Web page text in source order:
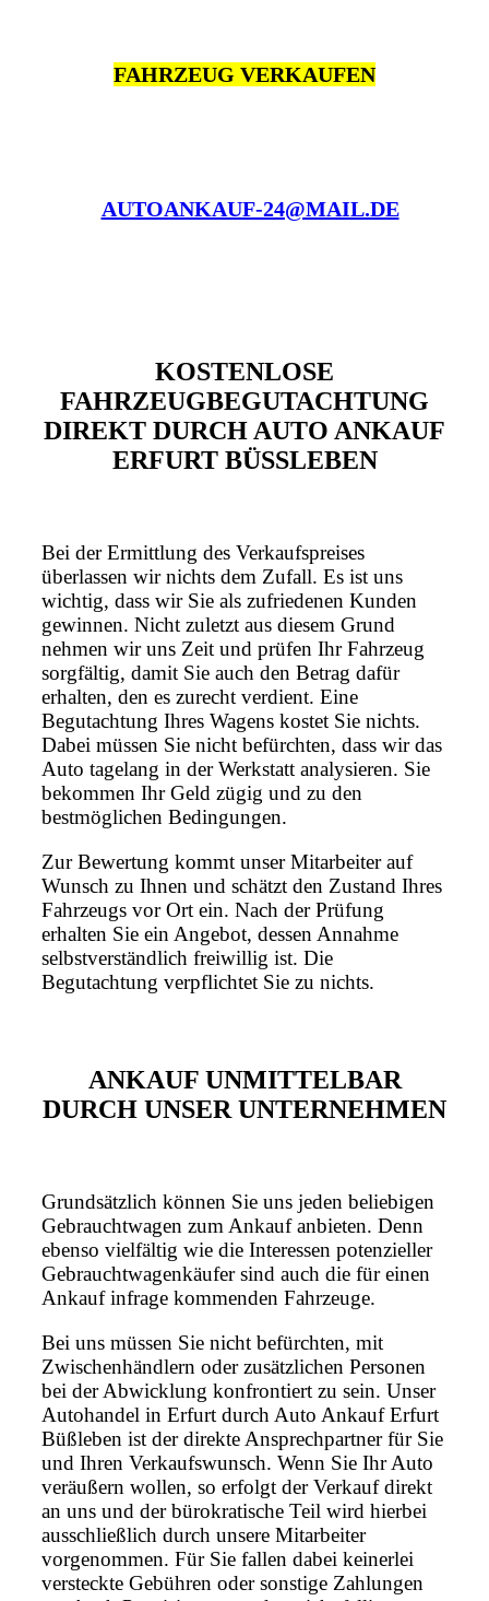
FAHRZEUG VERKAUFEN
AUTOANKAUF-24@MAIL.DE
KOSTENLOSE
FAHRZEUGBEGUTACHTUNG
DIREKT DURCH AUTO ANKAUF
ERFURT BÜSSLEBEN
Bei der Ermittlung des Verkaufspreises
überlassen wir nichts dem Zufall. Es ist uns
wichtig, dass wir Sie als zufriedenen Kunden
gewinnen. Nicht zuletzt aus diesem Grund
nehmen wir uns Zeit und prüfen Ihr Fahrzeug
sorgfältig, damit Sie auch den Betrag dafür
erhalten, den es zurecht verdient. Eine
Begutachtung Ihres Wagens kostet Sie nichts.
Dabei müssen Sie nicht befürchten, dass wir das
Auto tagelang in der Werkstatt analysieren. Sie
bekommen Ihr Geld zügig und zu den
bestmöglichen Bedingungen.
Zur Bewertung kommt unser Mitarbeiter auf
Wunsch zu Ihnen und schätzt den Zustand Ihres
Fahrzeugs vor Ort ein. Nach der Prüfung
erhalten Sie ein Angebot, dessen Annahme
selbstverständlich freiwillig ist. Die
Begutachtung verpflichtet Sie zu nichts.
ANKAUF UNMITTELBAR
DURCH UNSER UNTERNEHMEN
Grundsätzlich können Sie uns jeden beliebigen
Gebrauchtwagen zum Ankauf anbieten. Denn
ebenso vielfältig wie die Interessen potenzieller
Gebrauchtwagenkäufer sind auch die für einen
Ankauf infrage kommenden Fahrzeuge.
Bei uns müssen Sie nicht befürchten, mit
Zwischenhändlern oder zusätzlichen Personen
bei der Abwicklung konfrontiert zu sein. Unser
Autohandel in Erfurt durch Auto Ankauf Erfurt
Büßleben ist der direkte Ansprechpartner für Sie
und Ihren Verkaufswunsch. Wenn Sie Ihr Auto
veräußern wollen, so erfolgt der Verkauf direkt
an uns und der bürokratische Teil wird hierbei
ausschließlich durch unsere Mitarbeiter
vorgenommen. Für Sie fallen dabei keinerlei
versteckte Gebühren oder sonstige Zahlungen